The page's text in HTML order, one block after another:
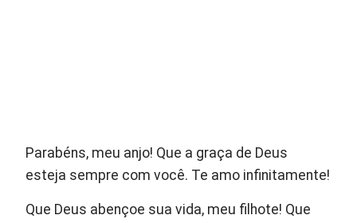
Parabéns, meu anjo! Que a graça de Deus
esteja sempre com você. Te amo infinitamente!
Que Deus abençoe sua vida, meu filhote! Que